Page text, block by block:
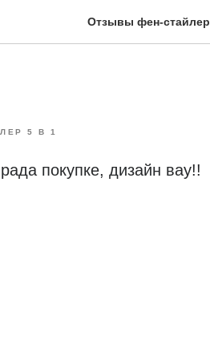
Отзывы фен-стайлер
5 В 1
покупке, дизайн вау!!